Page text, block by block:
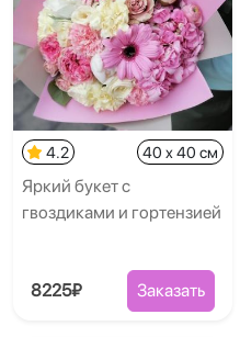
4.2 40 x 40 см
Яркий букет с
гвоздиками и гортензией
8225₽ Заказать